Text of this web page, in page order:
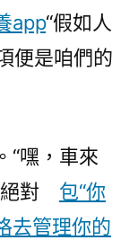
app“假如人
便是咱們的
“嘿，車來
絕對 包“你
去管理你的